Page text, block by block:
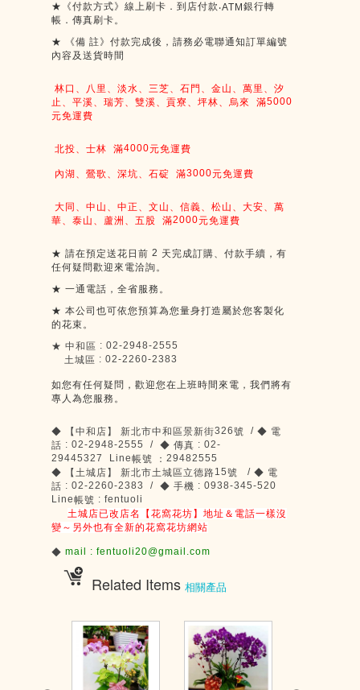
★《付款方式》線上刷卡．到店付款 ‧ATM 銀行轉
帳．傳真刷卡。
★
《備 註》付款完成後，請務必電聯通知訂單編號
內容及送貨時間
林口、八里、淡水、三芝、石門、金山、萬里、汐
止、平溪、瑞芳、雙溪、貢寮、坪林、烏來
滿5000
元免運費
北投、士林 滿4000元免運費
內湖、鶯歌、深坑、石碇 滿3000元免運費
大同、中山、中正、文山、信義、松山、大安、萬
華、泰山、蘆洲、五股
滿2000元免運費
★ 請在預定送花日前 2 天完成訂購、付款手續，有
任何疑問歡迎來電洽詢。
★ 一通電話，全省服務。
★ 本公司也可依您預算為您量身打造屬於您客製化
的花束。
★ 中和區 : 02-2948-2555
土城區 : 02-2260-2383
如您有任何疑問，歡迎您在上班時間來電，我們將有
專人為您服務。
◆ 【中和店】 新北市中和區景新街326號 / ◆ 電
話 : 02-2948-2555 / ◆ 傳真 : 02-
29445327 Line帳號 ： 29482555
◆
【土城店】 新北市土城區立德路15號 / ◆ 電
話 : 02-2260-2383 / ◆ 手機 : 0938-345-520
Line帳號 : fentuoli
土城店已改店名【花窩花坊】地址＆電話一樣沒
變～另外也有全新的花窩花坊網站
◆ mail : fentuoli20@gmail.com
Related Items 相關產品